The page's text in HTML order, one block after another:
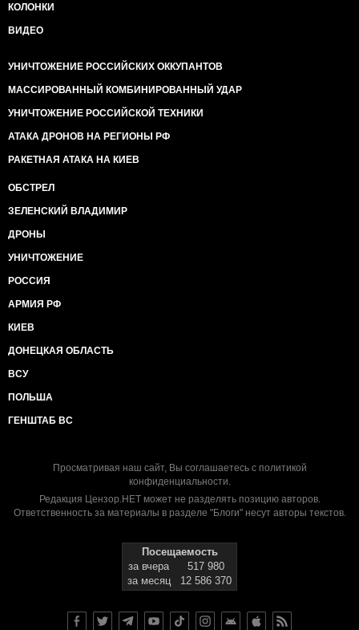
КОЛОНКИ
ВИДЕО
УНИЧТОЖЕНИЕ РОССИЙСКИХ ОККУПАНТОВ
МАССИРОВАННЫЙ КОМБИНИРОВАННЫЙ УДАР
УНИЧТОЖЕНИЕ РОССИЙСКОЙ ТЕХНИКИ
АТАКА ДРОНОВ НА РЕГИОНЫ РФ
РАКЕТНАЯ АТАКА НА КИЕВ
ОБСТРЕЛ
ЗЕЛЕНСКИЙ ВЛАДИМИР
ДРОНЫ
УНИЧТОЖЕНИЕ
РОССИЯ
АРМИЯ РФ
КИЕВ
ДОНЕЦКАЯ ОБЛАСТЬ
ВСУ
ПОЛЬША
ГЕНШТАБ ВС
Просматривая наш сайт, Вы соглашаетесь с политикой
конфиденциальности.
Редакция Цензор.НЕТ может не разделять позицию авторов.
Ответственность за материалы в разделе "Блоги" несут авторы текстов.
Посещаемость
за вчера
517 980
за месяц
12 586 370